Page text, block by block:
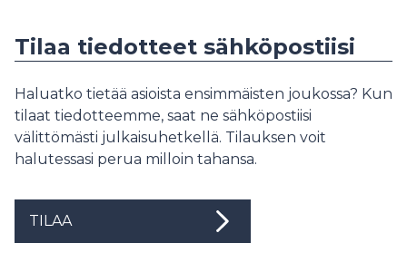
Tilaa tiedotteet sähköpostiisi
Haluatko tietää asioista ensimmäisten joukossa? Kun
tilaat tiedotteemme, saat ne sähköpostiisi
välittömästi julkaisuhetkellä. Tilauksen voit
halutessasi perua milloin tahansa.
TILAA